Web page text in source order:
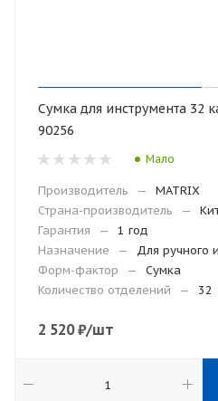
Сумка для инструмента 32
90256
Мало
Производитель —
MATRIX
Страна-производитель
—
Гарантия
—
1 год
Назначение
—
Для ручного
Форм-фактор
—
Сумка
Количество отделений
— 32
2 520₽/шт